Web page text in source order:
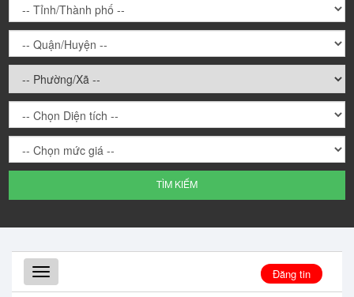
TÌM KIẾM
Toggle
navigation
Đăng tin